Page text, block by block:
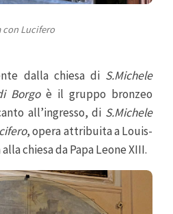
con Lucifero
dalla chiesa di S.Michele
Borgoè il gruppo bronzeo
all’ingresso, di S.Michele
, opera attribuita a Louis-
chiesa da Papa Leone XIII.